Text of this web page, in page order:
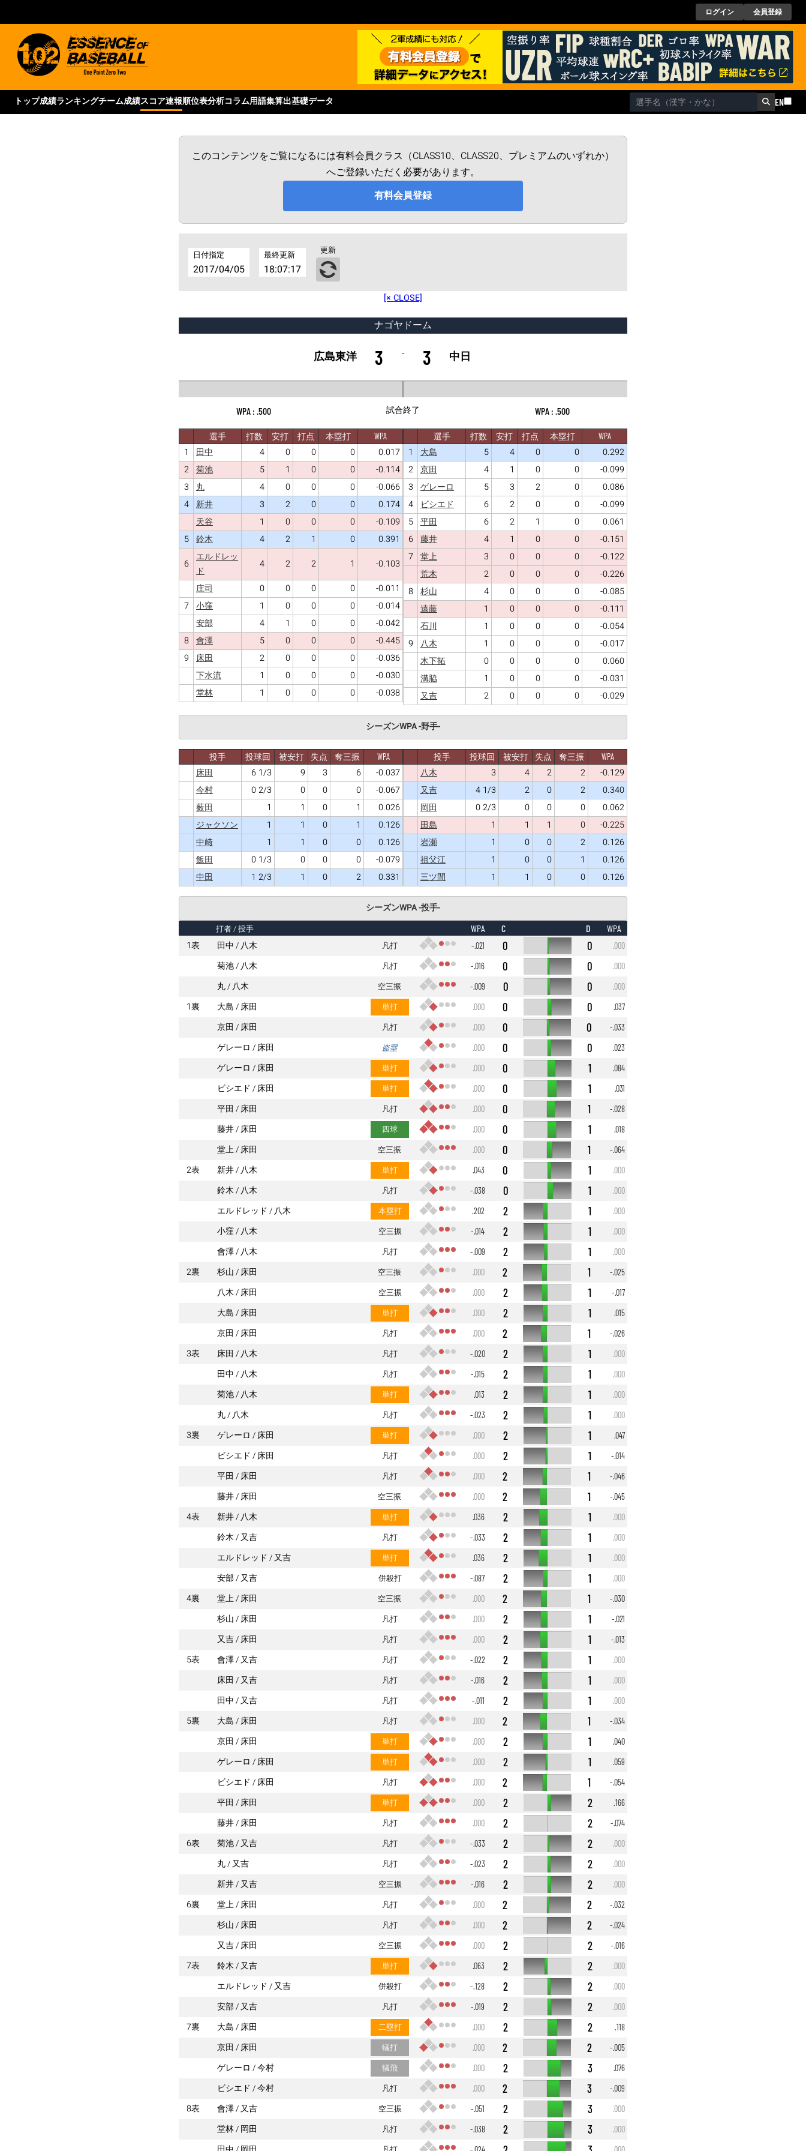
ログイン 会員登録
トップ成績ランキングチーム成績スコア速報順位表分析コラム用語集算出基礎データ EN
このコンテンツをご覧になるには有料会員クラス（CLASS10、CLASS20、プレミアムのいずれか）
へご登録いただく必要があります。
有料会員登録
日付指定
2017/04/05
最終更新
18:07:17
更新
[× CLOSE]
ナゴヤドーム
広島東洋 3 - 3 中日
.500 試合終了 .500
選手 打数 安打 打点 本塁打 WPA
1 田中 4 0 0 0
0.017
2
菊池 5 1 0 0
-0.114
3
丸 4 0 0 0
-0.066
4
新井 3 2 0 0 0.174
天谷 1 0 0 0
-0.109
5
鈴木 4 2 1 0
0.391
6
エルドレッ
ド
4 2 2 1 -0.103
庄司 0 0 0 0
-0.011
7
小窪 1 0 0 0 -0.014
安部 4 1 0 0
-0.042
8
會澤 5 0 0 0
-0.445
9
床田 2 0 0 0 -0.036
下水流 1 0 0 0 -0.030
堂林 1 0 0 0 -0.038
選手 打数 安打 打点 本塁打 WPA
1 大島 5 4 0 0
0.292
2
京田 4 1 0 0
-0.099
3
ゲレーロ 5 3 2 0
0.086
4
ビシエド 6 2 0 0
-0.099
5
平田 6 2 1 0
0.061
6
藤井 4 1 0 0
-0.151
7
堂上 3 0 0 0 -0.122
荒木 2 0 0 0
-0.226
8
杉山 4 0 0 0 -0.085
遠藤 1 0 0 0 -0.111
石川 1 0 0 0
-0.054
9
八木 1 0 0 0 -0.017
木下拓 0 0 0 0 0.060
溝脇 1 0 0 0 -0.031
又吉 2 0 0 0 -0.029
シーズンWPA -野手-
投手 投球回 被安打 失点 奪三振 WPA
床田 6 1/3 9 3 6 -0.037
今村 0 2/3 0 0 0 -0.067
薮田 1 1 0 1 0.026
ジャクソン 1 1 0 1 0.126
中﨑 1 1 0 0 0.126
飯田 0 1/3 0 0 0 -0.079
中田 1 2/3 1 0 2 0.331
投手 投球回 被安打 失点 奪三振 WPA
八木 3 4 2 2 -0.129
又吉 4 1/3 2 0 2 0.340
岡田 0 2/3 0 0 0 0.062
田島 1 1 1 0 -0.225
岩瀬 1 0 0 2 0.126
祖父江 1 0 0 1 0.126
三ツ間 1 1 0 0 0.126
シーズンWPA -投手-
打者/ 投手 WPA C D WPA
1表 田中 八木 凡打 -.021 0 0 .000
菊池 八木 凡打 -.016 0 0 .000
丸 八木 空三振 -.009 0 0 .000
1裏 大島 床田 単打 .000 0 0 .037
京田 床田 凡打 .000 0 0 -.033
ゲレーロ 床田 盗塁 .000 0 0 .023
ゲレーロ 床田 単打 .000 0 1 .084
ビシエド 床田 単打 .000 0 1 .031
平田 床田 凡打 .000 0 1 -.028
藤井 床田 四球 .000 0 1 .018
堂上 床田 空三振 .000 0 1 -.064
2表 新井 八木 単打 .043 0 1 .000
鈴木 八木 凡打 -.038 0 1 .000
エルドレッド 八木 本塁打 .202 2 1 .000
小窪 八木 空三振 -.014 2 1 .000
會澤 八木 凡打 -.009 2 1 .000
2裏 杉山 床田 空三振 .000 2 1 -.025
八木 床田 空三振 .000 2 1 -.017
大島 床田 単打 .000 2 1 .015
京田 床田 凡打 .000 2 1 -.026
3表 床田 八木 凡打 -.020 2 1 .000
田中 八木 凡打 -.015 2 1 .000
菊池 八木 単打 .013 2 1 .000
丸 八木 凡打 -.023 2 1 .000
3裏 ゲレーロ 床田 単打 .000 2 1 .047
ビシエド 床田 凡打 .000 2 1 -.014
平田 床田 凡打 .000 2 1 -.046
藤井 床田 空三振 .000 2 1 -.045
4表 新井 八木 単打 .036 2 1 .000
鈴木 又吉 凡打 -.033 2 1 .000
エルドレッド 又吉 単打 .036 2 1 .000
安部 又吉 併殺打 -.087 2 1 .000
4裏 堂上 床田 空三振 .000 2 1 -.030
杉山 床田 凡打 .000 2 1 -.021
又吉 床田 凡打 .000 2 1 -.013
5表 會澤 又吉 凡打 -.022 2 1 .000
床田 又吉 凡打 -.016 2 1 .000
田中 又吉 凡打 -.011 2 1 .000
5裏 大島 床田 凡打 .000 2 1 -.034
京田 床田 単打 .000 2 1 .040
ゲレーロ 床田 単打 .000 2 1 .059
ビシエド 床田 凡打 .000 2 1 -.054
平田 床田 単打 .000 2 2 .166
藤井 床田 凡打 .000 2 2 -.074
6表 菊池 又吉 凡打 -.033 2 2 .000
丸 又吉 凡打 -.023 2 2 .000
新井 又吉 空三振 -.016 2 2 .000
6裏 堂上 床田 凡打 .000 2 2 -.032
杉山 床田 凡打 .000 2 2 -.024
又吉 床田 空三振 .000 2 2 -.016
7表 鈴木 又吉 単打 .063 2 2 .000
エルドレッド 又吉 併殺打 -.128 2 2 .000
安部 又吉 凡打 -.019 2 2 .000
7裏 大島 床田 二塁打 .000 2 2 .118
京田 床田 犠打 .000 2 2 -.005
ゲレーロ 今村 犠飛 .000 2 3 .076
ビシエド 今村 凡打 .000 2 3 -.009
8表 會澤 又吉 空三振 -.051 2 3 .000
堂林 岡田 凡打 -.038 2 3 .000